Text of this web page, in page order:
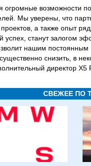
возможности
Мы уверены, что
а также опыт
станут залогом
нашим
снизить, в
директор X5
СВЕЖЕЕ ПО